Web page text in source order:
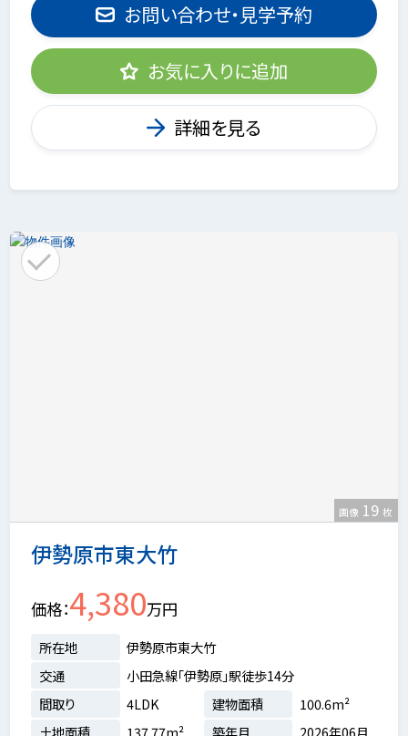
お問い合わせ・見学予約
お気に入りに追加
詳細を見る
伊勢原市東大竹
画像 19 枚
価格 4,380万円
所在地
伊勢原市東大竹
交通
小田急線「伊勢原」駅徒歩14分
間取り
4LDK 建物面積
100.6m²
土地面積
137.77m² 築年月 2026年06月